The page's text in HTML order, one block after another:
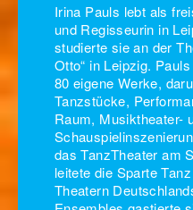
Irina Pauls lebt als
und Regisseurin in
studierte sie an der
Otto“ in Leipzig.
80 eigene Werke,
Tanzstücke,
Raum, Musiktheater-
das TanzTheater am
leitete die Sparte
Theatern